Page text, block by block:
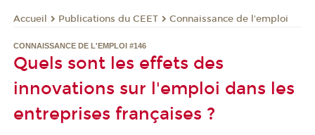
Accueil Publications du CEET Connaissance de l'emploi
CONNAISSANCE DE L'EMPLOI #146
Quels sont les effets des
innovations sur l'emploi dans les
entreprises françaises ?